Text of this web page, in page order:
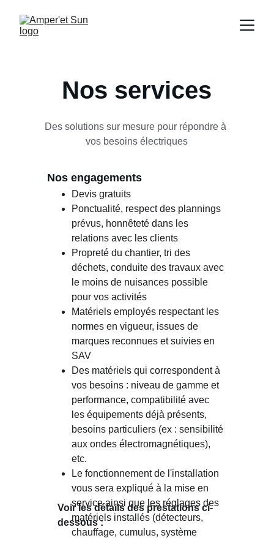
Nos services
Des solutions sur mesure pour répondre à
vos besoins électriques
Nos engagements
Devis gratuits
Ponctualité, respect des plannings
prévus, honnêteté dans les
relations avec les clients
Propreté du chantier, tri des
déchets, conduite des travaux avec
le moins de nuisances possible
pour vos activités
Matériels employés respectant les
normes en vigueur, issues de
marques reconnues et suivies en
SAV
Des matériels qui correspondent à
vos besoins : niveau de gamme et
performance, compatibilité avec
les équipements déjà présents,
besoins particuliers (ex : sensibilité
aux ondes électromagnétiques),
etc.
Le fonctionnement de l'installation
vous sera expliqué à la mise en
service ainsi que les réglages des
matériels installés (détecteurs,
chauffage, cumulus, système
Voir les détails des prestations ci-
dessous :